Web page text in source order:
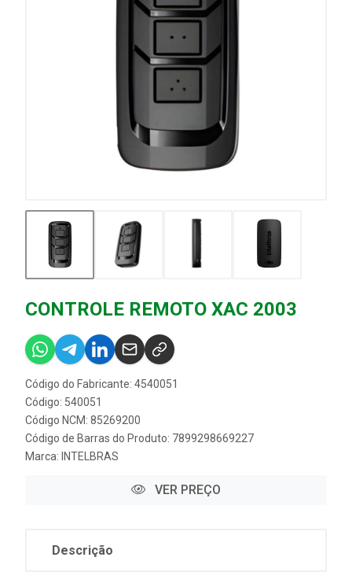
CONTROLE REMOTO XAC 2003
Código do Fabricante: 4540051
Código: 540051
Código NCM: 85269200
Código de Barras do Produto: 7899298669227
Marca: INTELBRAS
VER PREÇO
Descrição